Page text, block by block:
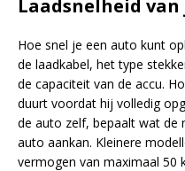
Laadsnelheid
Hoe snel je een auto kunt
de laadkabel, het type
de capaciteit van de accu.
duurt voordat hij volledig
de auto zelf, bepaalt wat de
auto aankan. Kleinere
vermogen van maximaal 50